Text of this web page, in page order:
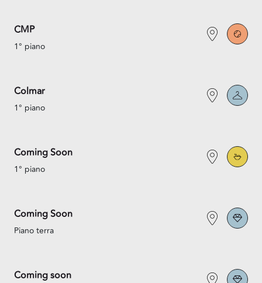
CMP
1° piano
Colmar
1° piano
Coming Soon
1° piano
Coming Soon
Piano terra
Coming soon